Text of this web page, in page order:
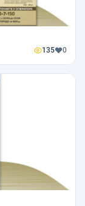
135 0